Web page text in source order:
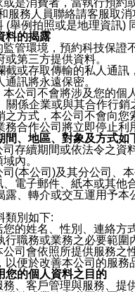
服務人員聯絡請客服取消
(舉例拍照或是地理資訊)
料的揭露
管環境，預約科技保
第三方提供資料。
截或存取傳輸的私人通
訊將永遠保密。
公司不會將涉及您的個
關係企業或與其合作行
之方式，本公司不會向
合作公司將立即停止利
間、地區、對象及方式如
存續期間或依法令之資
內。
(本公司)及其分公司、
電子郵件、紙本或其他
露、轉介或交互運用予本
類別如下:
的姓名、性別、連絡
職務或業務之必要範圍
司會依照所提供服務
便於改善本公司的服務
您的個人資料之目的
、客戶管理與服務、